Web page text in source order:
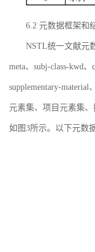
6.2 元数据框架和
NSTL统一文献元
meta、subj-class-kwd
supplementary-
元素集、项目元素集
如图3所示。以下元数